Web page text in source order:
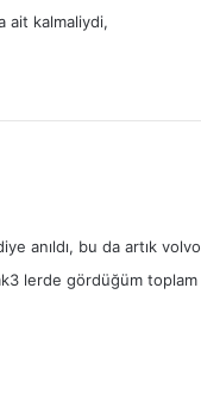
ait kalmaliydi,
anıldı, bu da artık volvo
lerde gördüğüm toplam